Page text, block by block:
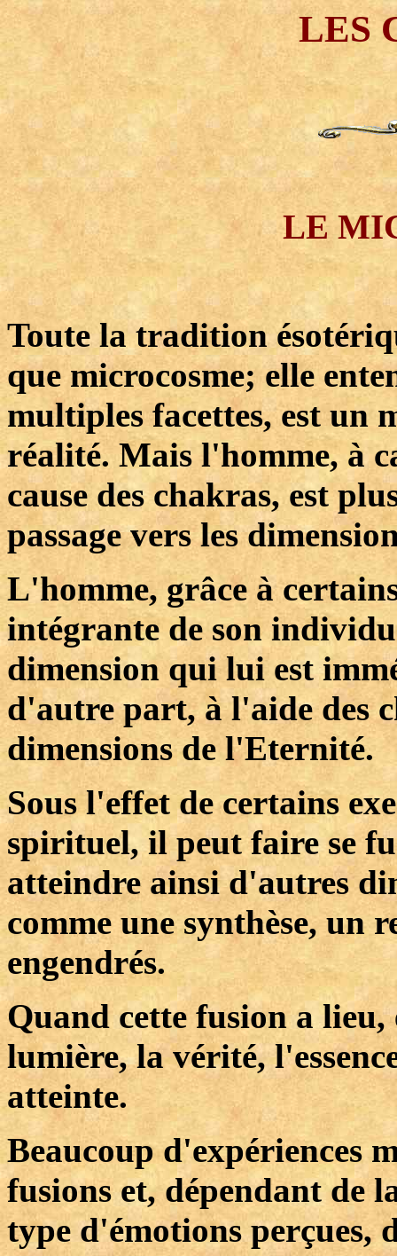
LES
LE
Toute la tradition
que microcosme; elle
multiples facettes, est un
réalité. Mais l'homme, à
cause des chakras, est
passage vers les
L'homme, grâce à
intégrante de son
dimension qui lui est
d'autre part, à l'aide des
dimensions de l'Eternité.
Sous l'effet de certains
spirituel, il peut faire se
atteindre ainsi d'autres
comme une synthèse, un
engendrés.
Quand cette fusion a
lumière, la vérité,
atteinte.
Beaucoup d'expériences
fusions et, dépendant de
type d'émotions perçues,